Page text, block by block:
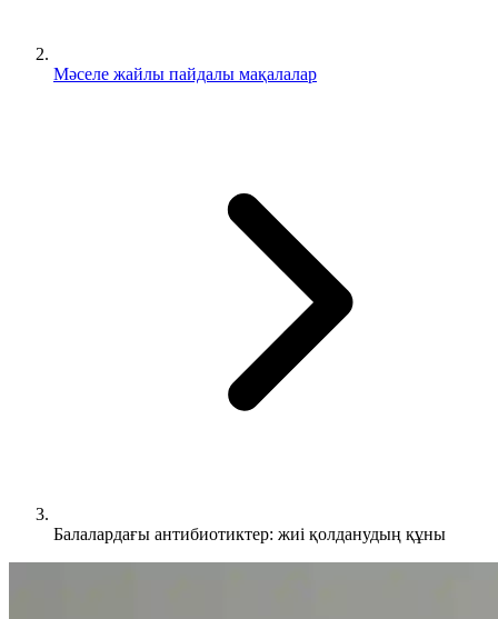
Мәселе жайлы пайдалы мақалалар
Балалардағы антибиотиктер: жиі қолданудың құны